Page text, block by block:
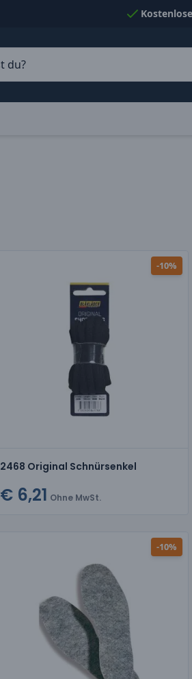
-10%
2468 Original Schnürsenkel
€ 6,21 Ohne MwSt.
-10%